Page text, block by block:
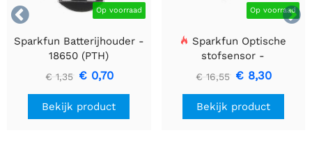

 Op voorraad
Sparkfun Batterijhouder -
18650 (PTH)
€ 1,35 € 0,70
Bekijk product
Op voorraad
Sparkfun Optische
stofsensor -
GP2Y1010AU0F
€ 16,55 € 8,30
Bekijk product